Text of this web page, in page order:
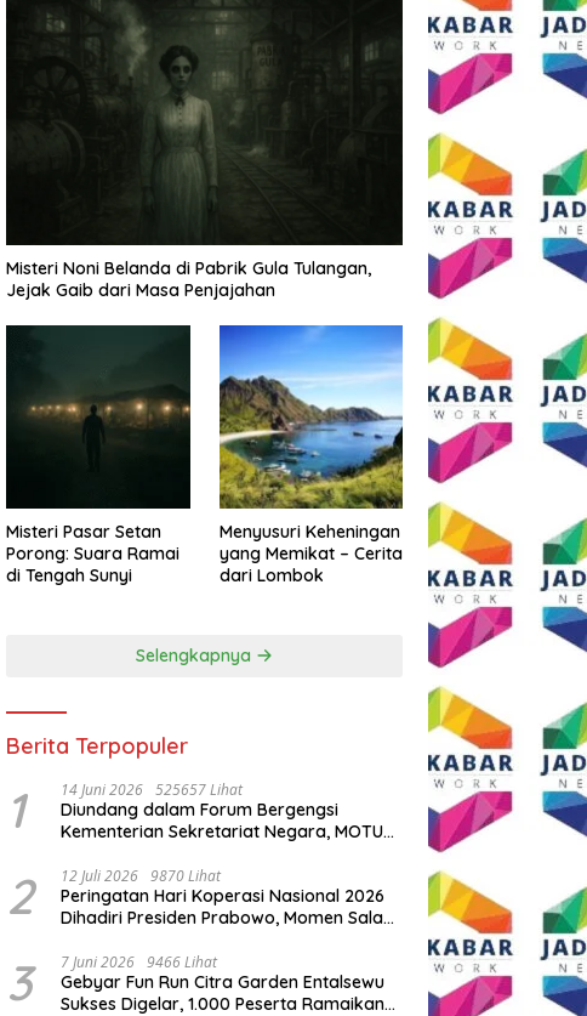
Misteri Noni Belanda di Pabrik Gula Tulangan,
Jejak Gaib dari Masa Penjajahan
Misteri Pasar Setan
Porong: Suara Ramai
di Tengah Sunyi
Menyusuri Keheningan
yang Memikat – Cerita
dari Lombok
Selengkapnya
Berita Terpopuler
1 14 Juni 2026 525657 Lihat
Diundang dalam Forum Bergengsi
Kementerian Sekretariat Negara, MOTU
Indonesia
2 12 Juli 2026 9870 Lihat
Peringatan Hari Koperasi Nasional 2026
Dihadiri Presiden Prabowo, Momen Salam
3 7 Juni 2026 9466 Lihat
Gebyar Fun Run Citra Garden Entalsewu
Sukses Digelar, 1.000 Peserta Ramaikan